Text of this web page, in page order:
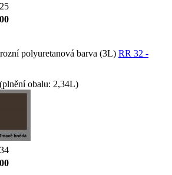
polyuretanová barva (3L) RR 32 -
obalu: 2,34L)